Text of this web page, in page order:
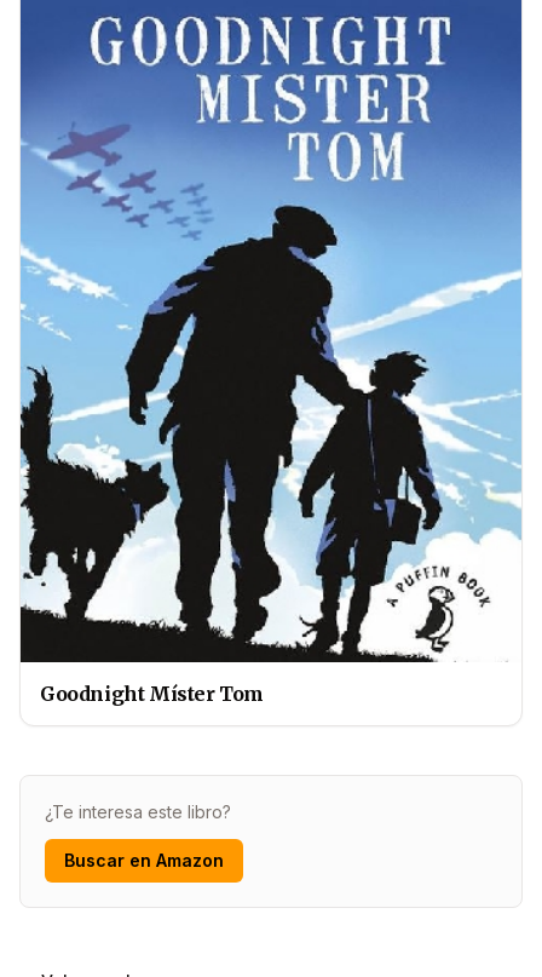
Goodnight Míster Tom
¿Te interesa este libro?
Buscar en Amazon